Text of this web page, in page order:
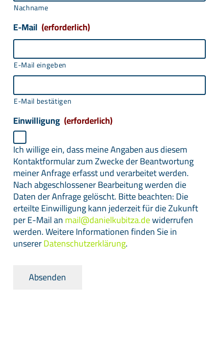
Nachname
E-Mail (erforderlich)
E-Mail eingeben
E-Mail bestätigen
Einwilligung (erforderlich)
Ich willige ein, dass meine Angaben aus diesem
Kontaktformular zum Zwecke der Beantwortung
meiner Anfrage erfasst und verarbeitet werden.
Nach abgeschlossener Bearbeitung werden die
Daten der Anfrage gelöscht. Bitte beachten: Die
erteilte Einwilligung kann jederzeit für die Zukunft
per E-Mail anmail@danielkubitza.dewiderrufen
werden. Weitere Informationen finden Sie in
unsererDatenschutzerklärung.
Absenden